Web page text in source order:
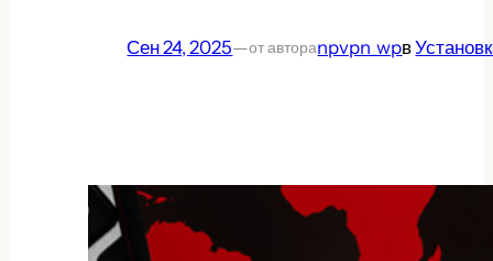
Сен 24, 2025—от автораnpvpn_wpв